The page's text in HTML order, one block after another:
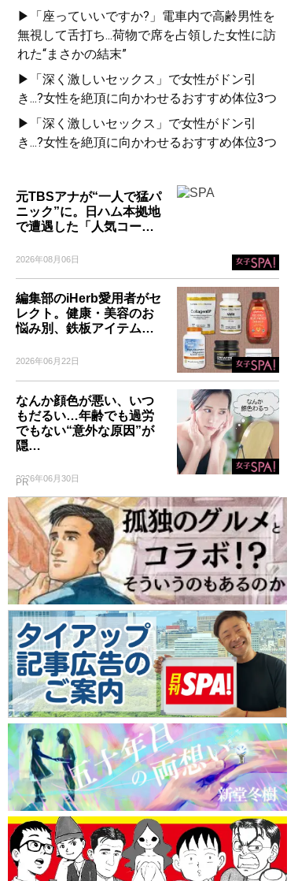
▶「座っていいですか?」電車内で高齢男性を
無視して舌打ち...荷物で席を占領した女性に訪
れた“まさかの結末”
▶「深く激しいセックス」で女性がドン引
き...?女性を絶頂に向かわせるおすすめ体位3つ
▶「深く激しいセックス」で女性がドン引
き...?女性を絶頂に向かわせるおすすめ体位3つ
元TBSアナが“一人で猛パ
ニック”に。日ハム本拠地
で遭遇した「人気コー…
2026年08月06日
編集部のiHerb愛用者がセ
レクト。健康・美容のお
悩み別、鉄板アイテム…
2026年06月22日
なんか顔色が悪い、いつ
もだるい…年齢でも過労
でもない“意外な原因”が
隠…
2026年06月30日
PR